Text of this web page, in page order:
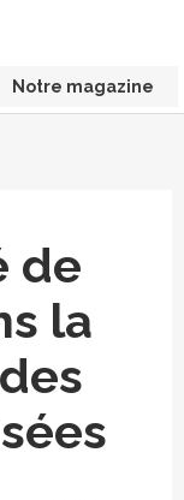
Notre magazine
de
la